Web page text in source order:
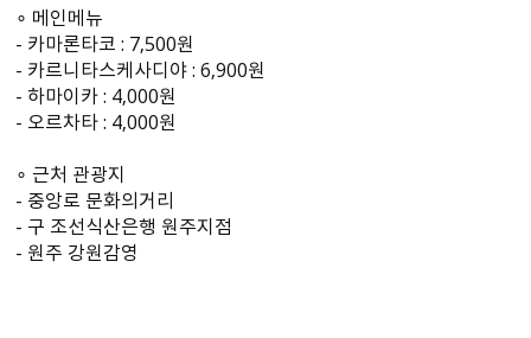
∘ 메인메뉴
- 카마론타코 : 7,500원
- 카르니타스케사디야 : 6,900원
- 하마이카 : 4,000원
- 오르차타 : 4,000원
∘ 근처 관광지
- 중앙로 문화의거리
- 구 조선식산은행 원주지점
- 원주 강원감영